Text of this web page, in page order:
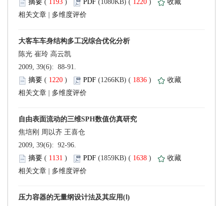
(
) 1220 )
2009, 39(6): 88-91.
(
) 1836 )
2009, 39(6): 92-96.
(
) 1638 )